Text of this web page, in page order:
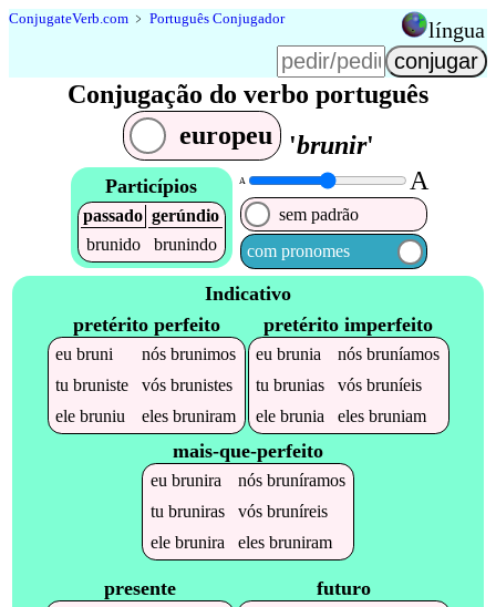
ConjugateVerb.com ﹥ Português Conjugador língua
Conjugação do verbo português
europeu
'brunir'
Particípios
passado gerúndio
brunido
brunindo
A A
sem padrão
com pronomes
Indicativo
pretérito perfeito
eubruni nósbrunimos
tubruniste vósbrunistes
elebruniu elesbruniram
pretérito imperfeito
eubrunia nósbruníamos
tubrunias vósbruníeis
elebrunia elesbruniam
mais-que-perfeito
eu brunira nós bruníramos
tu bruniras vós bruníreis
ele brunira eles bruniram
presente futuro